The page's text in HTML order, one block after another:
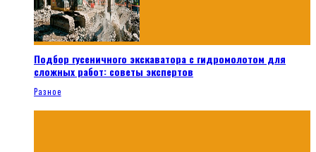
Подбор гусеничного экскаватора с гидромолотом для
сложных работ: советы экспертов
Разное